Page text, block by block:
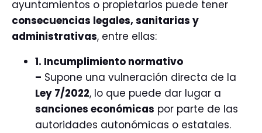
ayuntamientos o propietarios puede tener
consecuencias legales, sanitarias y
administrativas, entre ellas:
1. Incumplimiento normativo
– Supone una vulneración directa de la
Ley 7/2022, lo que puede dar lugar a
sanciones económicas por parte de las
autoridades autonómicas o estatales.